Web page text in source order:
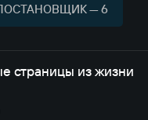
— 6
страницы из жизни